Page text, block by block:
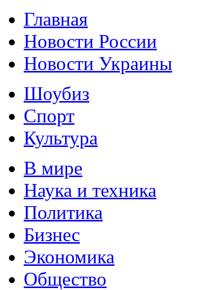
Главная
Новости России
Новости Украины
Шоубиз
Спорт
Культура
В мире
Наука и техника
Политика
Бизнес
Экономика
Общество